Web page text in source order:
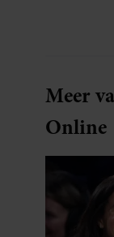
Meer
Online